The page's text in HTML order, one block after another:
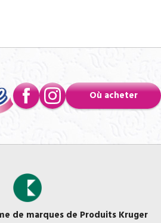
Où acheter
de marques de Produits Kruger